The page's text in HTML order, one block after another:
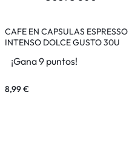
CAFE EN CAPSULAS ESPRESSO
INTENSO DOLCE GUSTO 30U
¡Gana 9 puntos!
8,99€